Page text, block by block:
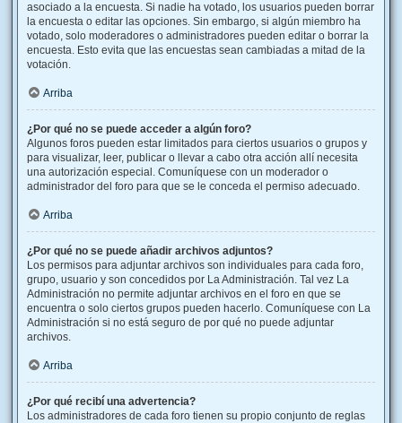
asociado a la encuesta. Si nadie ha votado, los usuarios pueden borrar
la encuesta o editar las opciones. Sin embargo, si algún miembro ha
votado, solo moderadores o administradores pueden editar o borrar la
encuesta. Esto evita que las encuestas sean cambiadas a mitad de la
votación.
Arriba
¿Por qué no se puede acceder a algún foro?
Algunos foros pueden estar limitados para ciertos usuarios o grupos y
para visualizar, leer, publicar o llevar a cabo otra acción allí necesita
una autorización especial. Comuníquese con un moderador o
administrador del foro para que se le conceda el permiso adecuado.
Arriba
¿Por qué no se puede añadir archivos adjuntos?
Los permisos para adjuntar archivos son individuales para cada foro,
grupo, usuario y son concedidos por La Administración. Tal vez La
Administración no permite adjuntar archivos en el foro en que se
encuentra o solo ciertos grupos pueden hacerlo. Comuníquese con La
Administración si no está seguro de por qué no puede adjuntar
archivos.
Arriba
¿Por qué recibí una advertencia?
Los administradores de cada foro tienen su propio conjunto de reglas